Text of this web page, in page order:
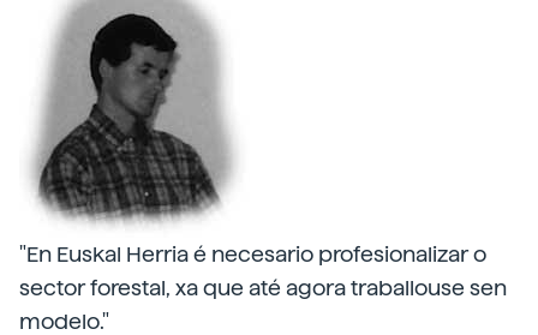
"En Euskal Herria é necesario profesionalizar o
sector forestal, xa que até agora traballouse sen
modelo."